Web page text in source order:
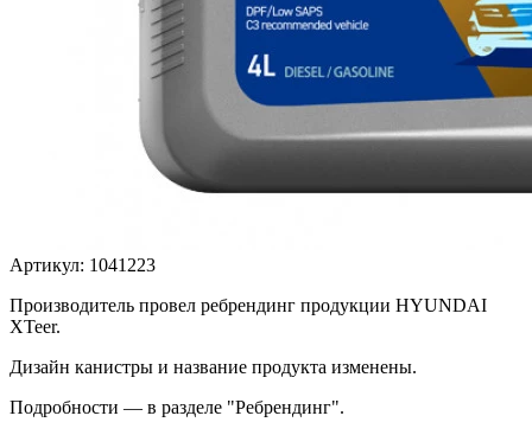
Артикул: 1041223
Производитель провел ребрендинг продукции HYUNDAI
XTeer.
Дизайн канистры и название продукта изменены.
Подробности — в разделе "Ребрендинг".